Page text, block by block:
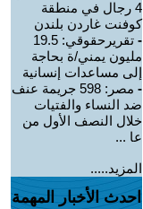
4 رجال في منطقة
كوفنت غاردن بلندن
-
تقريرحقوقي: 19.5
مليون يمني/ة بحاجة
إلى مساعدات إنسانية
-
مصر: 598 جريمة عنف
ضد النساء والفتيات
خلال النصف الأول من
عا ...
المزيد.....
احدث الأخبار المهمة